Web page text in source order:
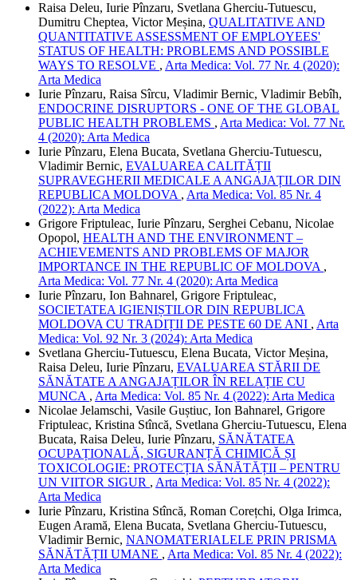
Raisa Deleu, Iurie Pînzaru, Svetlana Gherciu-Tutuescu,
Dumitru Cheptea, Victor Meșina, QUALITATIVE AND
QUANTITATIVE ASSESSMENT OF EMPLOYEES'
STATUS OF HEALTH: PROBLEMS AND POSSIBLE
WAYS TO RESOLVE , Arta Medica: Vol. 77 Nr. 4 (2020):
Arta Medica
Iurie Pînzaru, Raisa Sîrcu, Vladimir Bernic, Vladimir Bebîh,
ENDOCRINE DISRUPTORS - ONE OF THE GLOBAL
PUBLIC HEALTH PROBLEMS , Arta Medica: Vol. 77 Nr.
4 (2020): Arta Medica
Iurie Pînzaru, Elena Bucata, Svetlana Gherciu-Tutuescu,
Vladimir Bernic, EVALUAREA CALITĂȚII
SUPRAVEGHERII MEDICALE A ANGAJAȚILOR DIN
REPUBLICA MOLDOVA , Arta Medica: Vol. 85 Nr. 4
(2022): Arta Medica
Grigore Friptuleac, Iurie Pînzaru, Serghei Cebanu, Nicolae
Opopol, HEALTH AND THE ENVIRONMENT –
ACHIEVEMENTS AND PROBLEMS OF MAJOR
IMPORTANCE IN THE REPUBLIC OF MOLDOVA ,
Arta Medica: Vol. 77 Nr. 4 (2020): Arta Medica
Iurie Pînzaru, Ion Bahnarel, Grigore Friptuleac,
SOCIETATEA IGIENIȘTILOR DIN REPUBLICA
MOLDOVA CU TRADIȚII DE PESTE 60 DE ANI , Arta
Medica: Vol. 92 Nr. 3 (2024): Arta Medica
Svetlana Gherciu-Tutuescu, Elena Bucata, Victor Meșina,
Raisa Deleu, Iurie Pînzaru, EVALUAREA STĂRII DE
SĂNĂTATE A ANGAJAȚILOR ÎN RELAȚIE CU
MUNCA , Arta Medica: Vol. 85 Nr. 4 (2022): Arta Medica
Nicolae Jelamschi, Vasile Guștiuc, Ion Bahnarel, Grigore
Friptuleac, Kristina Stîncă, Svetlana Gherciu-Tutuescu, Elena
Bucata, Raisa Deleu, Iurie Pînzaru, SĂNĂTATEA
OCUPAȚIONALĂ, SIGURANȚĂ CHIMICĂ ȘI
TOXICOLOGIE: PROTECȚIA SĂNĂTĂȚII – PENTRU
UN VIITOR SIGUR , Arta Medica: Vol. 85 Nr. 4 (2022):
Arta Medica
Iurie Pînzaru, Kristina Stîncă, Roman Corețchi, Olga Irimca,
Eugen Aramă, Elena Bucata, Svetlana Gherciu-Tutuescu,
Vladimir Bernic, NANOMATERIALELE PRIN PRISMA
SĂNĂTĂȚII UMANE , Arta Medica: Vol. 85 Nr. 4 (2022):
Arta Medica